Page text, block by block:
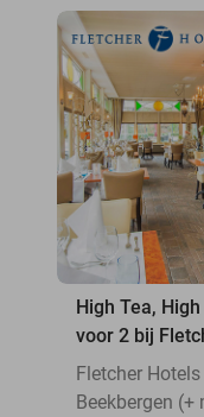
High Tea,
voor 2 bij
Fletcher Hotels
Beekbergen